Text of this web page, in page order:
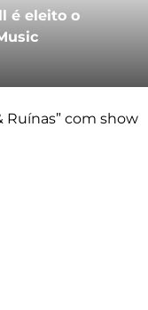
é eleito o